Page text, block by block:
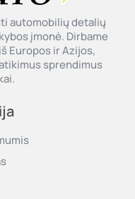
automobilių detalių
įmonė. Dirbame
Europos ir Azijos,
sprendimus